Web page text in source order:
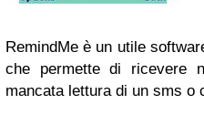
RemindMe è un utile
che permette di ricevere
mancata lettura di un sms o